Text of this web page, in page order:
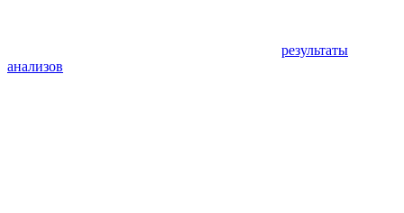
результаты
анализов